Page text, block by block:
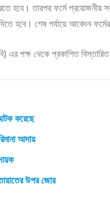
হবে। তারপর ফর্মে প্রয়োজনীয়
হবে। শেষ পর্যায়ে আবেদন
পক্ষ থেকে প্রকাশিত বিস্তারিত
করেছে
আদায়
উপর জোর